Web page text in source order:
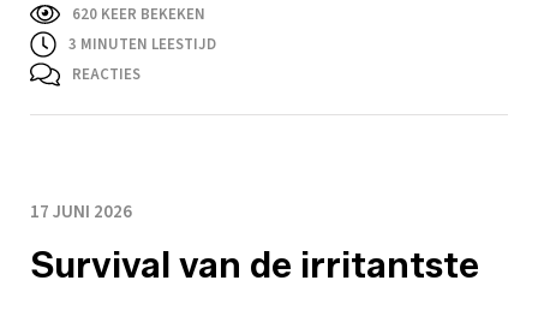
620 KEER BEKEKEN
3 MINUTEN LEESTIJD
REACTIES
17 JUNI 2026
Survival van de irritantste